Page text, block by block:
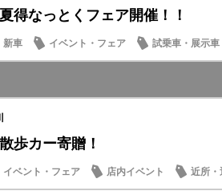
得なっとくフェア開催！！
新車 イベント・フェア 試乗車・展示車
歩カー寄贈！
イベント・フェア 店内イベント 近所・